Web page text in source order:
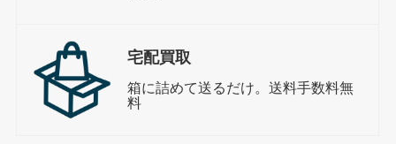
宅配買取
箱に詰めて送るだけ。送料手数料無
料